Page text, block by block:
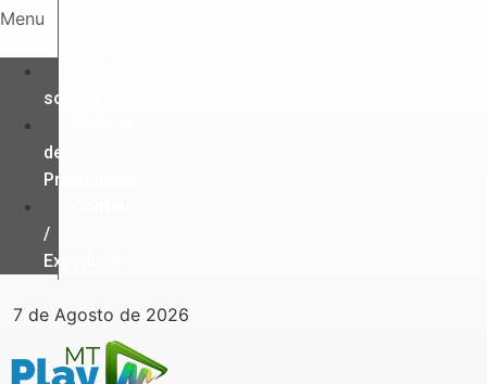
Ir
o
conteúdo
Menu
somos
de
Privacidade
/
Expediente
7 de Agosto de 2026